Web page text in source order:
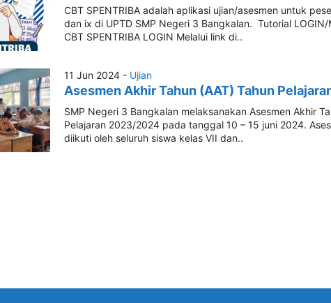
CBT SPENTRIBA adalah aplikasi ujian/asesmen untuk
dan ix di UPTD SMP Negeri 3 Bangkalan. Tutorial
CBT SPENTRIBA LOGIN Melalui link di..
11 Jun 2024 - Ujian
Asesmen Akhir Tahun (AAT) Tahun
SMP Negeri 3 Bangkalan melaksanakan Asesmen Akhir
Pelajaran 2023/2024 pada tanggal 10 – 15 juni 2024.
diikuti oleh seluruh siswa kelas VII dan..